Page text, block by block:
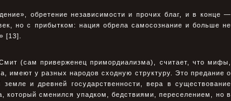
обретение независимости и прочих благ, и в конце —
но с прибытком: нация обрела самосознание и больше не
[13].
(сам приверженец примордиализма), считает, что мифы,
имеют у разных народов сходную структуру. Это предание о
и древней государственности, вера в существование
который сменился упадком, бедствиями, переселением, но в